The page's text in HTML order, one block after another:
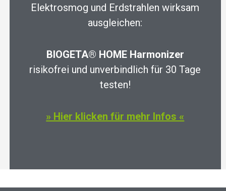
Elektrosmog und Erdstrahlen wirksam
ausgleichen:
BIOGETA® HOME Harmonizer
risikofrei und unverbindlich für 30 Tage
testen!
» Hier klicken für mehr Infos «